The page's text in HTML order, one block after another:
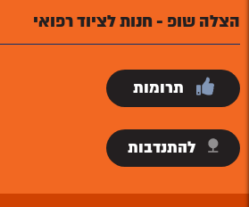
הצלה שופ - חנות לציוד רפואי
תרומות
להתנדבות